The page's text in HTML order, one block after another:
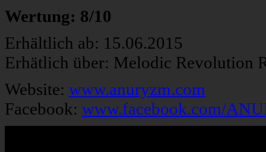
Wertung: 8/10
Erhältlich ab: 15.06.2015
Erhätlich über: Melodic Revolution
Website: www.anuryzm.com
Facebook: www.facebook.com/